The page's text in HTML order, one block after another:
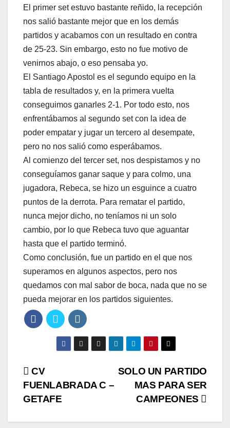
El primer set estuvo bastante reñido, la recepción
nos salió bastante mejor que en los demás
partidos y acabamos con un resultado en contra
de 25-23. Sin embargo, esto no fue motivo de
venirnos abajo, o eso pensaba yo.
El Santiago Apostol es el segundo equipo en la
tabla de resultados y, en la primera vuelta
conseguimos ganarles 2-1. Por todo esto, nos
enfrentábamos al segundo set con la idea de
poder empatar y jugar un tercero al desempate,
pero no nos salió como esperábamos.
Al comienzo del tercer set, nos despistamos y no
conseguíamos ganar saque y para colmo, una
jugadora, Rebeca, se hizo un esguince a cuatro
puntos de la derrota. Para rematar el partido,
nunca mejor dicho, no teníamos ni un solo
cambio, por lo que Rebeca tuvo que aguantar
hasta que el partido terminó.
Como conclusión, fue un partido en el que nos
superamos en algunos aspectos, pero nos
quedamos con mal sabor de boca, nada que no se
pueda mejorar en los partidos siguientes.
Navegación
de
entradas
SOLO UN PARTIDO
MAS PARA SER
CAMPEONES
CV
FUENLABRADA C –
GETAFE